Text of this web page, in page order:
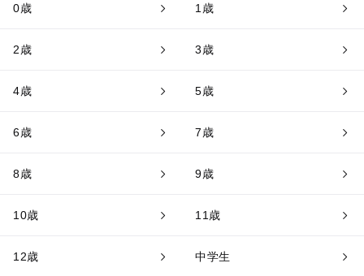
0歳 1歳
2歳 3歳
4歳 5歳
6歳 7歳
8歳 9歳
10歳 11歳
12歳 中学生